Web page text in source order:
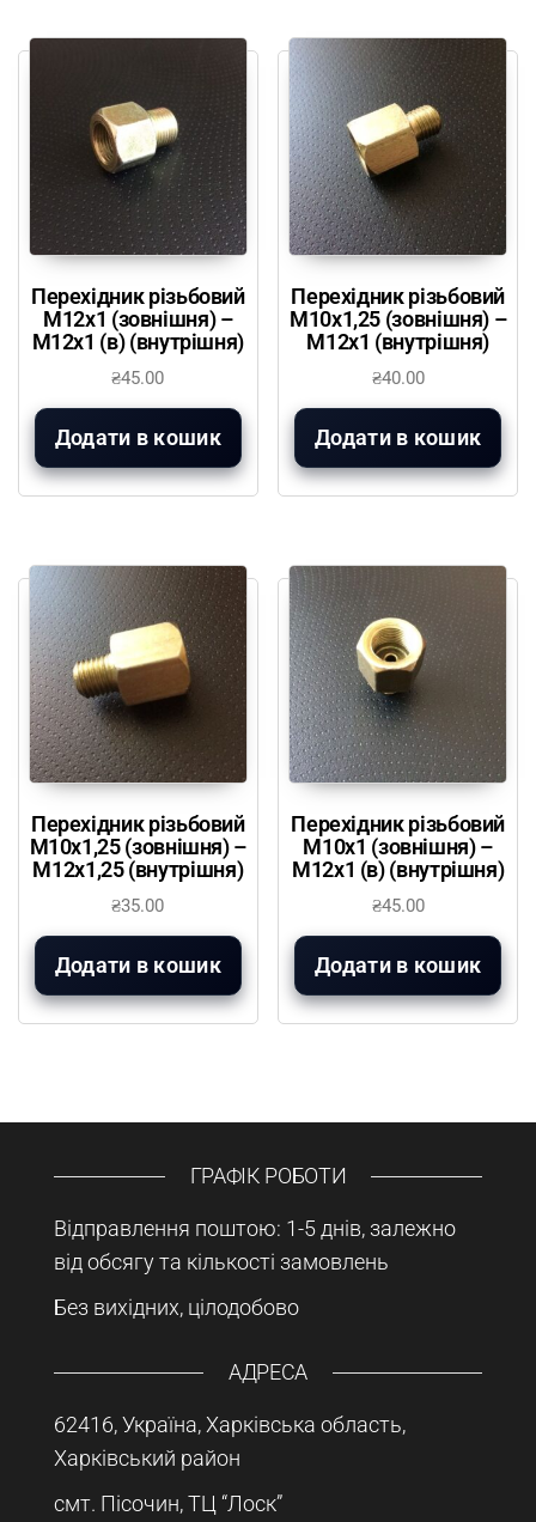
Перехідник різьбовий
М12х1 (зовнішня) –
М12х1 (в) (внутрішня)
₴45.00
Додати в кошик
Перехідник різьбовий
М10х1,25 (зовнішня) –
М12х1 (внутрішня)
₴40.00
Додати в кошик
Перехідник різьбовий
М10х1,25 (зовнішня) –
М12х1,25 (внутрішня)
₴35.00
Додати в кошик
Перехідник різьбовий
М10х1 (зовнішня) –
М12х1 (в) (внутрішня)
₴45.00
Додати в кошик
ГРАФІК РОБОТИ
Відправлення поштою: 1-5 днів, залежно
від обсягу та кількості замовлень
Без вихідних, цілодобово
АДРЕСА
62416, Україна, Харківська область,
Харківський район
смт. Пісочин, ТЦ “Лоск”